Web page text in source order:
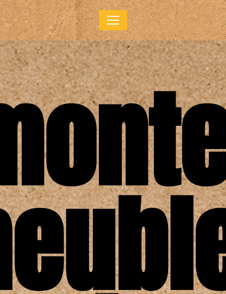
Panneau de gestion des cookies